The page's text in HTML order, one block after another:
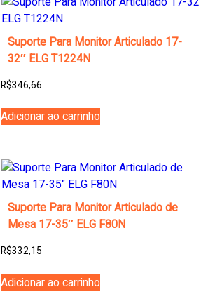
Suporte Para Monitor Articulado 17-
32″ ELG T1224N
R$346,66
Adicionar ao carrinho
Suporte Para Monitor Articulado de
Mesa 17-35″ ELG F80N
R$332,15
Adicionar ao carrinho